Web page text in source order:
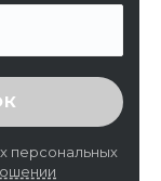
персональных